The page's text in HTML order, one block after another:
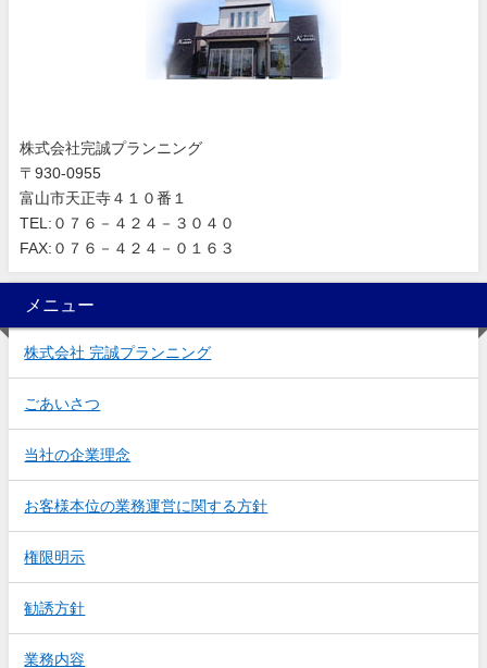
株式会社完誠プランニング
〒930-0955
富山市天正寺４１０番１
TEL:０７６－４２４－３０４０
FAX:０７６－４２４－０１６３
メニュー
株式会社 完誠プランニング
ごあいさつ
当社の企業理念
お客様本位の業務運営に関する方針
権限明示
勧誘方針
業務内容